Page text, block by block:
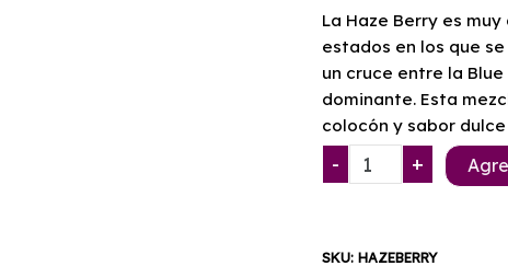
precio
era:
La Haze Berry es
estados en los que
un cruce entre la
dominante. Esta
colocón y sabor
-
Haze
Berry
Seeds
+
SKU: HAZEBERRY